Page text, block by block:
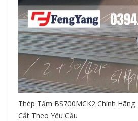
Thép Tấm BS700MCK2 Chính
Cắt Theo Yêu Cầu